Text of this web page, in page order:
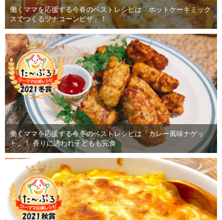
働くママを応援する今春のベストレシピは「ホットケーキミック
スでつくるツナコーンピザ」！
働くママを応援する今冬のベストレシピは「カレー風味ナゲッ
ト」！ 香りに誘われ子どもも完食